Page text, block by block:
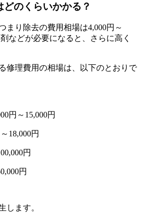
どのくらいかかる？
まり除去の費用相場は4,000円～
などが必要になると、さらに高く
修理費用の相場は、以下のとおりで
円～15,000円
18,000円
円
円
します。